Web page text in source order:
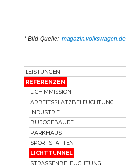
* Bild-Quelle: magazin.volkswagen.de
LEISTUNGEN
REFERENZEN
LICHIMMISSION
ARBEITSPLATZBELEUCHTUNG
INDUSTRIE
BÜROGEBÄUDE
PARKHAUS
SPORTSTÄTTEN
LICHTTUNNEL
STRASSENBELEUCHTUNG